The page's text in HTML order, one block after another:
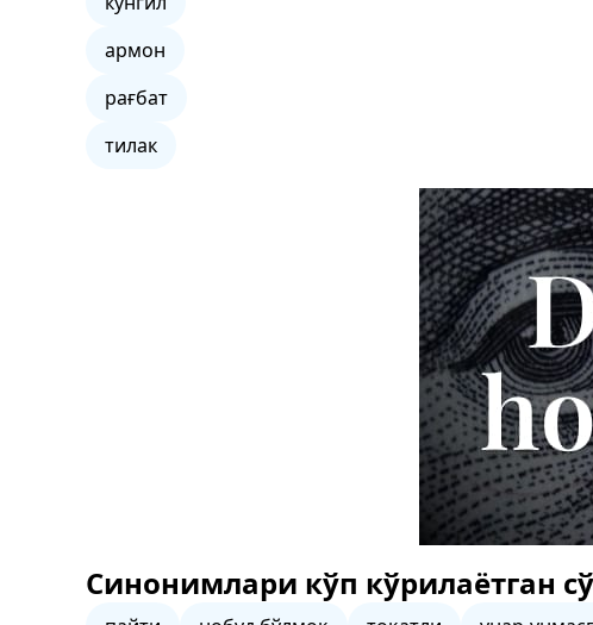
армон
рағбат
тилак
Синонимлари кўп кўрилаётган